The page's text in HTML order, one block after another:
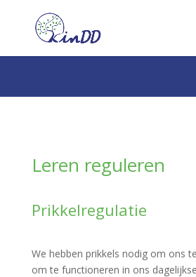
Leren reguleren
Prikkelregulatie
We hebben prikkels nodig om ons
om te functioneren in ons